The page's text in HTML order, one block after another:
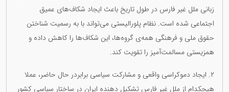
زبانی ملل غیر فارس در طول تاریخ باعث ایجاد شکاف‌های عمیق
اجتماعی شده است. نظام پلورالیستی می‌تواند با به رسمیت شناختن
حقوق ملی و فرهنگی همه‌ی گروه‌ها، این شکاف‌ها را کاهش داده و
همزیستی مسالمت‌آمیز را تقویت کند.
٢. ایجاد دموکراسی واقعی و مشارکت سیاسی برابردر حال حاضر، عملا
هیچکدام از ملل غیر فارس تشکیل دهندە ایران در ساختار سیاسی کشور